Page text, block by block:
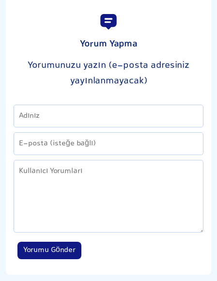
Yorum Yapma
Yorumunuzu yazın (e-posta adresiniz
yayınlanmayacak)
Yorumu Gönder